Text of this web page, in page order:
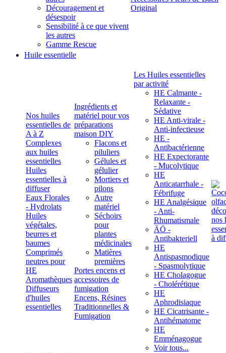
Découragement et
désespoir
Sensibilité à ce que vivent
les autres
Gamme Rescue
Original
Huile essentielle
Nos huiles
essentielles de
A à Z
Complexes
aux huiles
essentielles
Huiles
essentielles à
diffuser
Eaux Florales
- Hydrolats
Huiles
végétales,
beurres et
baumes
Comprimés
neutres pour
HE
Aromathèques
Diffuseurs
d'huiles
essentielles
Ingrédients et
matériel pour vos
préparations
maison DIY
Flacons et
piluliers
Gélules et
gélulier
Mortiers et
pilons
Autre
matériel
Séchoirs
pour
plantes
médicinales
Matières
premières
Portes encens et
accessoires de
fumigation
Encens, Résines
Traditionnelles &
Fumigation
Les Huiles essentielles
par activité
HE Calmante -
Relaxante -
Sédative
HE Anti-virale -
Anti-infectieuse
HE -
Antibactérienne
HE Expectorante
- Mucolytique
HE
Anticatarrhale -
Fébrifuge
HE Analgésique
- Anti-
Rhumatismale
ÄÖ -
Antibakteriell
HE
Antispasmodique
- Spasmolytique
HE Cholagogue
- Cholérétique
HE
Aphrodisiaque
HE Cicatrisante -
Antihématome
HE
Emménagogue
Voir tous...